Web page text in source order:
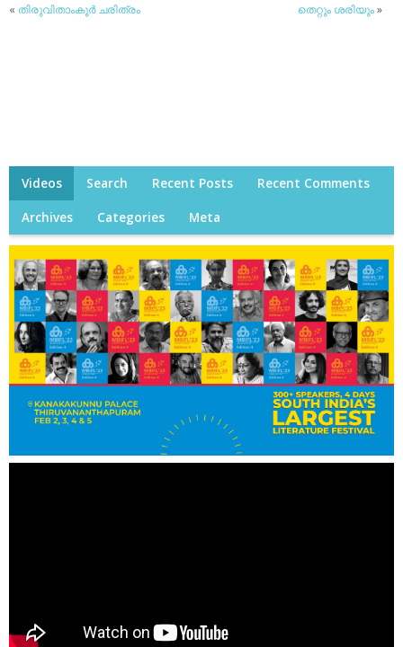
« തിരുവിതാംകൂര്‍ ചരിത്രം തെറ്റും ശരിയും»
Videos Search Recent Posts Recent Comments
Archives Categories Meta